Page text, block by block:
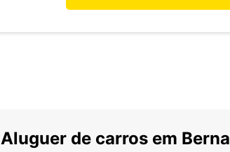
Aluguer de carros em Berna